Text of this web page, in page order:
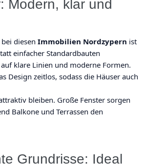
Modern, klar und
diesen Immobilien Nordzypern ist
einfacher Standardbauten
klare Linien und moderne Formen.
Design zeitlos, sodass die Häuser auch
bleiben. Große Fenster sorgen
Balkone und Terrassen den
Grundrisse: Ideal